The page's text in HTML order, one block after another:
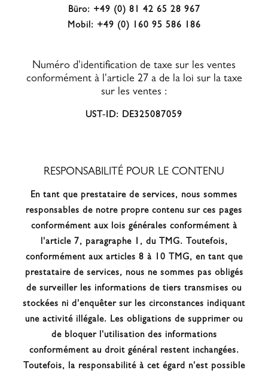
Büro: +49 (0) 81 42 65 28 967
Mobil: +49 (0) 160 95 586 186
Numéro d'identification de taxe sur les ventes
conformément à l'article 27 a de la loi sur la taxe
sur les ventes :
UST-ID: DE325087059
RESPONSABILITÉ POUR LE CONTENU
En tant que prestataire de services, nous sommes
responsables de notre propre contenu sur ces pages
conformément aux lois générales conformément à
l'article 7, paragraphe 1, du TMG. Toutefois,
conformément aux articles 8 à 10 TMG, en tant que
prestataire de services, nous ne sommes pas obligés
de surveiller les informations de tiers transmises ou
stockées ni d'enquêter sur les circonstances indiquant
une activité illégale. Les obligations de supprimer ou
de bloquer l'utilisation des informations
conformément au droit général restent inchangées.
Toutefois, la responsabilité à cet égard n'est possible